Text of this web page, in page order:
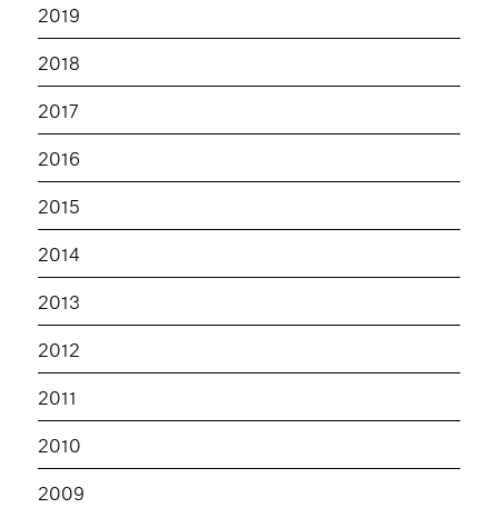
2019
2018
2017
2016
2015
2014
2013
2012
2011
2010
2009